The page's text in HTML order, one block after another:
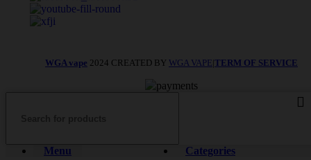
WGA vape 2024 CREATED BY WGA VAPE|TERM OF SERVICE
Menu Categories